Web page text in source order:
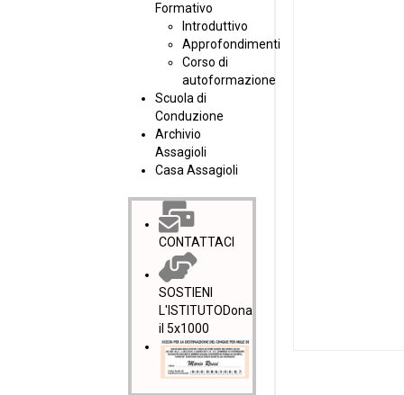
Formativo
Introduttivo
Approfondimenti
Corso di
autoformazione
Scuola di
Conduzione
Archivio
Assagioli
Casa Assagioli
CONTATTACI
SOSTIENI
L'ISTITUTODona
il 5x1000